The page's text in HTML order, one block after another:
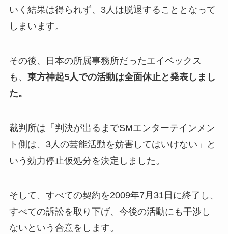
いく結果は得られず、3人は脱退することとなって
しまいます。
その後、日本の所属事務所だったエイベックス
も、 東方神起5人での活動は全面休止と発表しまし
た。
裁判所は「判決が出るまでSMエンターテインメン
ト側は、3人の芸能活動を妨害してはいけない」と
いう効力停止仮処分を決定しました。
そして、すべての契約を2009年7月31日に終了し、
すべての訴訟を取り下げ、今後の活動にも干渉し
ないという合意をします。